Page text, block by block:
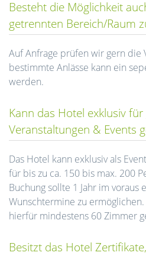
Besteht die Möglichkeit
getrennten Bereich/Raum
Auf Anfrage prüfen wir gern die
bestimmte Anlässe kann ein
werden.
Kann das Hotel exklusiv
Veranstaltungen & Events
Das Hotel kann exklusiv als
für bis zu ca. 150 bis max. 200
Buchung sollte 1 Jahr im voraus
Wunschtermine zu
hierfür mindestens 60 Zimmer
Besitzt das Hotel